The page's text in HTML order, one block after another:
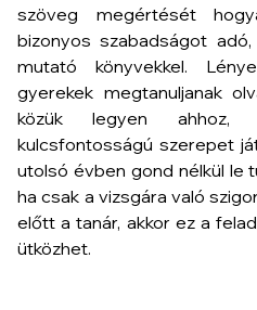
szöveg megértését
bizonyos szabadságot
mutató könyvekkel.
gyerekek megtanuljanak
közük legyen ahhoz,
kulcsfontosságú szerepet
utolsó évben gond nélkül le
ha csak a vizsgára való
előtt a tanár, akkor ez a
ütközhet.